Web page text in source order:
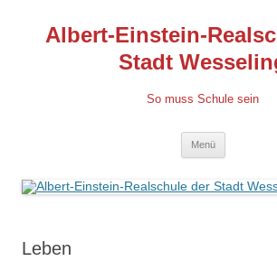
Albert-Einstein-
Stadt
So muss Schule sein
Menü
Leben